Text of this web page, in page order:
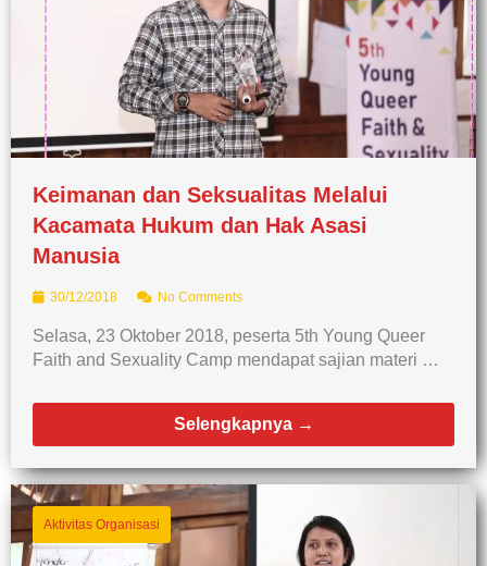
Keimanan dan Seksualitas Melalui
Kacamata Hukum dan Hak Asasi
Manusia
30/12/2018 No Comments
Selasa, 23 Oktober 2018, peserta 5th Young Queer
Faith and Sexuality Camp mendapat sajian materi …
Selengkapnya →
Aktivitas Organisasi